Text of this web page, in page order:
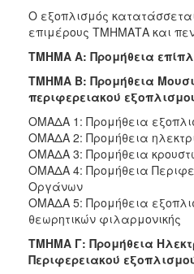
Ο εξοπλισμός
επιμέρους ΤΜΗΜΑΤΑ και
ΤΜΗΜΑ Α: Προμήθεια
ΤΜΗΜΑ Β: Προμήθεια
περιφερειακού
ΟΜΑΔΑ 1: Προμήθεια
ΟΜΑΔΑ 2: Προμήθεια
ΟΜΑΔΑ 3: Προμήθεια
ΟΜΑΔΑ 4: Προμήθεια
Οργάνων
ΟΜΑΔΑ 5: Προμήθεια
θεωρητικών φιλαρμονικής
ΤΜΗΜΑ Γ: Προμήθεια
Περιφερειακού